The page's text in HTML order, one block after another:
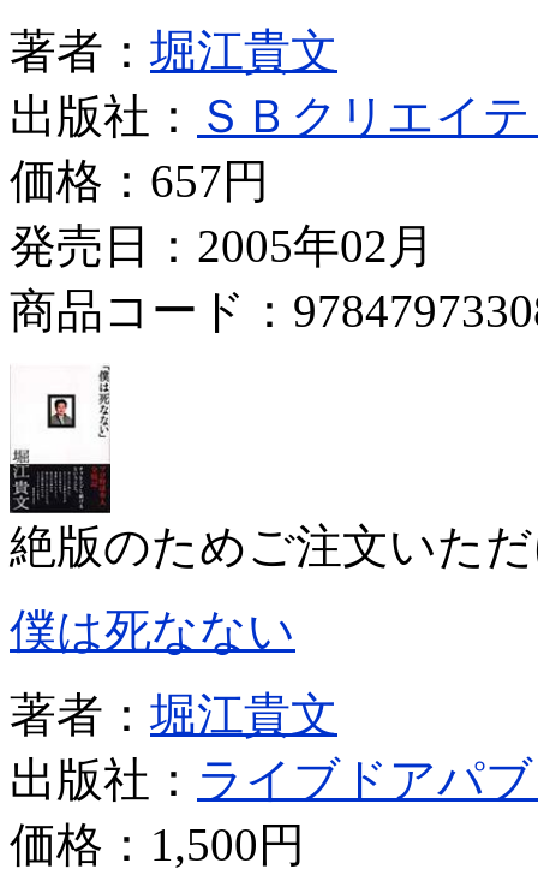
著者： 堀江貴文
出版社：
ＳＢクリエイ
価格： 657円
発売日：2005年02月
商品コード：
絶版のためご注文いた
僕は死なない
著者： 堀江貴文
出版社： ライブドアパ
価格： 1,500円